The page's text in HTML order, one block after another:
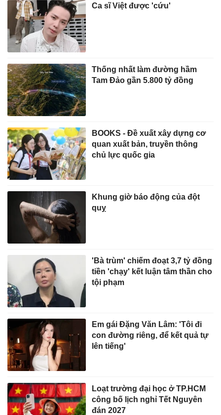
Ca sĩ Việt được 'cứu'
Thống nhất làm đường hầm
Tam Đảo gần 5.800 tỷ đồng
BOOKS - Đề xuất xây dựng cơ
quan xuất bản, truyền thông
chủ lực quốc gia
Khung giờ báo động của đột
quỵ
'Bà trùm' chiếm đoạt 3,7 tỷ đồng
tiền 'chạy' kết luận tâm thần cho
tội phạm
Em gái Đặng Văn Lâm: 'Tôi đi
con đường riêng, để kết quả tự
lên tiếng'
Loạt trường đại học ở TP.HCM
công bố lịch nghỉ Tết Nguyên
đán 2027